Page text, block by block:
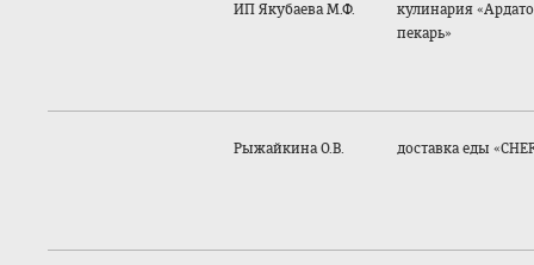
ИП Якубаева М.Ф.
кулинария
пекарь»
Рыжайкина О.В. доставка еды